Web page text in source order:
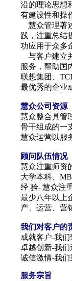
沿的理论思想
有建设性和操
慧众管理著
践，注重总结
功应用于众多
与客户建立
服务，帮助国
联想集团、
最优秀的企业
慧众公司资源
慧众整合具管
骨干组成的一
慧众运营以服
顾问队伍情况
慧众注重师资
大学本科、
经 验- 慧众注
最少八年以上
产、运营、营
我们对客户的
成就客户-我们
卓越创新-我们
诚信激情-我们
服务宗旨